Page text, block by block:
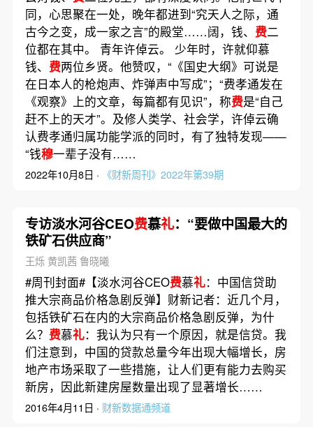
同，心思聚在一处，晚年都进到“究天人之际，通
古今之变，成一家之言”的殿堂……阔，钱、 费二
位都在其中。 青年许倬云。 少年时，许就仰慕
钱、 费两位乡贤。他赞叹，“《国史大纲》可说是
在日本人的枪炮声、炸弹声中写成”；“费孝通发在
《观察》上的文章，每篇都有见识”，称费是“自己
赶不上的天才”。及修人类学、社会学，许倬云确
认费孝通归属功能学派的同时，有了独特发现——
“钱穆一辈子没有……
2022年10月8日 · 《财新周刊》2022年第39期
专访淡水河谷CEO费慕礼：“要做中国最大的
铁矿石供应商”
王烁 黄凯茜 鲁晓曦
#周刊封面#【淡水河谷CEO费慕礼：中国信贷助
推大宗商品价格急剧反弹】财新记者：近几个月，
包括铁矿石在内的大宗商品价格急剧反弹，为什
么？ 费慕礼：我认为只有一个原因，就是信贷。我
们注意到，中国的贷款总量今年出现大幅增长，房
地产市场采取了一些措施，让人们更有能力去购买
新房，因此新建房屋数量出现了显著增长……
2016年4月11日 · 财新数据通频道